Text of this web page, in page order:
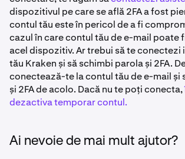
dispozitivul pe care se află 2FA a fost
contul tău este în pericol de a fi
cazul în care contul tău de e-mail poate
acel dispozitiv. Ar trebui să te conectezi
tău Kraken și să schimbi parola și 2FA.
conectează-te la contul tău de e-mail și
și 2FA de acolo. Dacă nu te poți conecta,
dezactiva temporar contul.
Ai nevoie de mai mult ajutor?